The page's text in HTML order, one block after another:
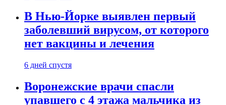
В Нью-Йорке выявлен первый
заболевший вирусом, от которого
нет вакцины и лечения
6 дней спустя
Воронежские врачи спасли
упавшего с 4 этажа мальчика из